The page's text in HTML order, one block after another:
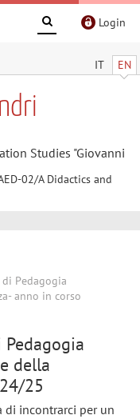
Login
IT EN
Studies "Giovanni
02/A Didactics and
Pedagogia
anno in corso
della
25
incontrarci per un